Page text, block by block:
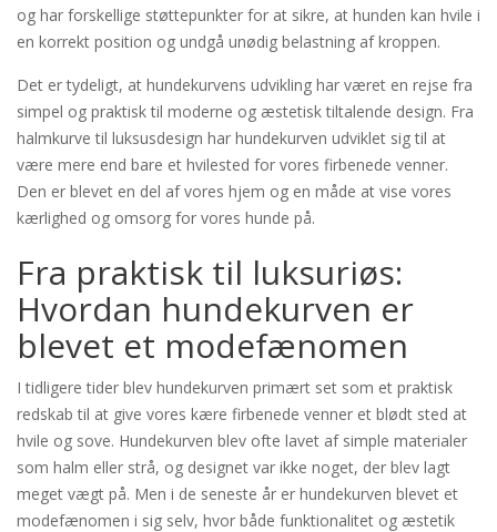
og har forskellige støttepunkter for at sikre, at hunden kan hvile i
en korrekt position og undgå unødig belastning af kroppen.
Det er tydeligt, at hundekurvens udvikling har været en rejse fra
simpel og praktisk til moderne og æstetisk tiltalende design. Fra
halmkurve til luksusdesign har hundekurven udviklet sig til at
være mere end bare et hvilested for vores firbenede venner.
Den er blevet en del af vores hjem og en måde at vise vores
kærlighed og omsorg for vores hunde på.
Fra praktisk til luksuriøs:
Hvordan hundekurven er
blevet et modefænomen
I tidligere tider blev hundekurven primært set som et praktisk
redskab til at give vores kære firbenede venner et blødt sted at
hvile og sove. Hundekurven blev ofte lavet af simple materialer
som halm eller strå, og designet var ikke noget, der blev lagt
meget vægt på. Men i de seneste år er hundekurven blevet et
modefænomen i sig selv, hvor både funktionalitet og æstetik